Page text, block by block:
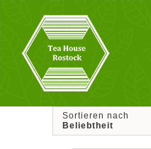
springen
Sortieren nach
Beliebtheit